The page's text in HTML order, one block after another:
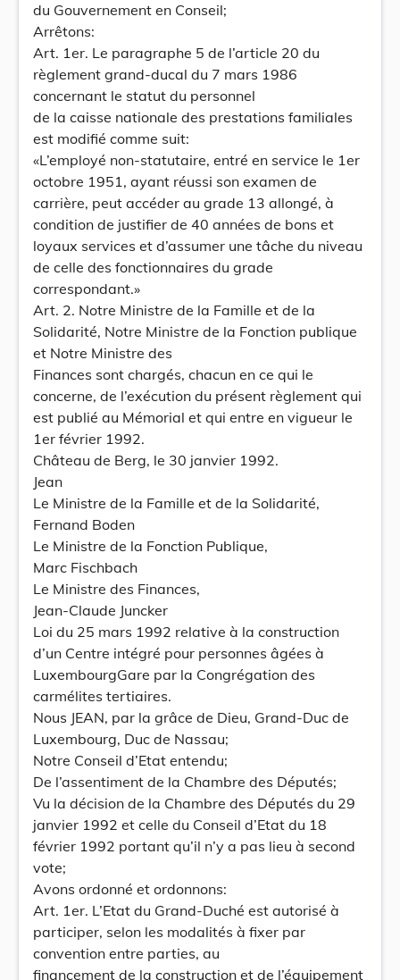
du Gouvernement en Conseil;
Arrêtons:
Art. 1er. Le paragraphe 5 de l’article 20 du
règlement grand-ducal du 7 mars 1986
concernant le statut du personnel
de la caisse nationale des prestations familiales
est modifié comme suit:
«L’employé non-statutaire, entré en service le 1er
octobre 1951, ayant réussi son examen de
carrière, peut accéder au grade 13 allongé, à
condition de justifier de 40 années de bons et
loyaux services et d’assumer une tâche du niveau
de celle des fonctionnaires du grade
correspondant.»
Art. 2. Notre Ministre de la Famille et de la
Solidarité, Notre Ministre de la Fonction publique
et Notre Ministre des
Finances sont chargés, chacun en ce qui le
concerne, de l’exécution du présent règlement qui
est publié au Mémorial et qui entre en vigueur le
1er février 1992.
Château de Berg, le 30 janvier 1992.
Jean
Le Ministre de la Famille et de la Solidarité,
Fernand Boden
Le Ministre de la Fonction Publique,
Marc Fischbach
Le Ministre des Finances,
Jean-Claude Juncker
Loi du 25 mars 1992 relative à la construction
d’un Centre intégré pour personnes âgées à
LuxembourgGare par la Congrégation des
carmélites tertiaires.
Nous JEAN, par la grâce de Dieu, Grand-Duc de
Luxembourg, Duc de Nassau;
Notre Conseil d’Etat entendu;
De l’assentiment de la Chambre des Députés;
Vu la décision de la Chambre des Députés du 29
janvier 1992 et celle du Conseil d’Etat du 18
février 1992 portant qu’il n’y a pas lieu à second
vote;
Avons ordonné et ordonnons:
Art. 1er. L’Etat du Grand-Duché est autorisé à
participer, selon les modalités à fixer par
convention entre parties, au
financement de la construction et de l’équipement